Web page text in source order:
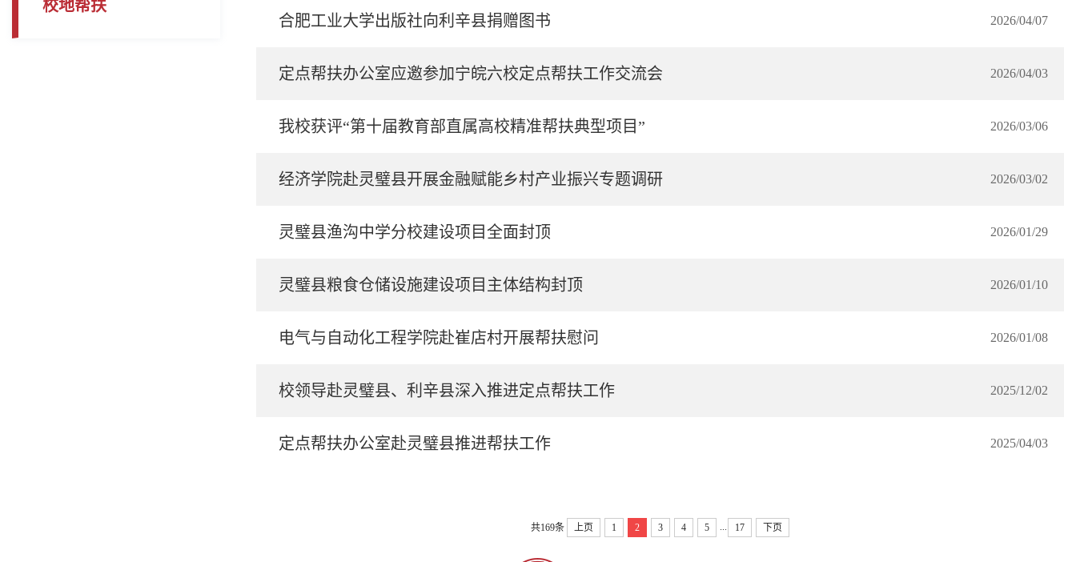
校地帮扶
合肥工业大学出版社向利辛县捐赠图书 2026/04/07
定点帮扶办公室应邀参加宁皖六校定点帮扶工作交流会 2026/04/03
我校获评“第十届教育部直属高校精准帮扶典型项目” 2026/03/06
经济学院赴灵璧县开展金融赋能乡村产业振兴专题调研 2026/03/02
灵璧县渔沟中学分校建设项目全面封顶 2026/01/29
灵璧县粮食仓储设施建设项目主体结构封顶 2026/01/10
电气与自动化工程学院赴崔店村开展帮扶慰问 2026/01/08
校领导赴灵璧县、利辛县深入推进定点帮扶工作 2025/12/02
定点帮扶办公室赴灵璧县推进帮扶工作 2025/04/03
共169条 上页 1 2 3 4 5 17 下页